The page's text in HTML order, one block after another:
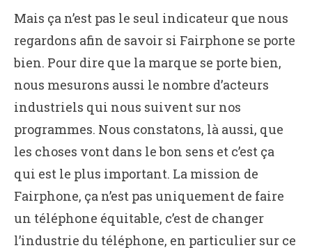
Mais ça n’est pas le seul indicateur que nous
regardons afin de savoir si Fairphone se porte
bien. Pour dire que la marque se porte bien,
nous mesurons aussi le nombre d’acteurs
industriels qui nous suivent sur nos
programmes. Nous constatons, là aussi, que
les choses vont dans le bon sens et c’est ça
qui est le plus important. La mission de
Fairphone, ça n’est pas uniquement de faire
un téléphone équitable, c’est de changer
l’industrie du téléphone, en particulier sur ce